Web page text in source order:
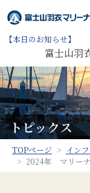
【本日のお知らせ】
富士山羽
トピックス
TOPページ
イン
2024年 マリー